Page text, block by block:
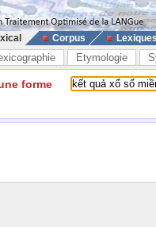
Corpus
Etymologie
forme